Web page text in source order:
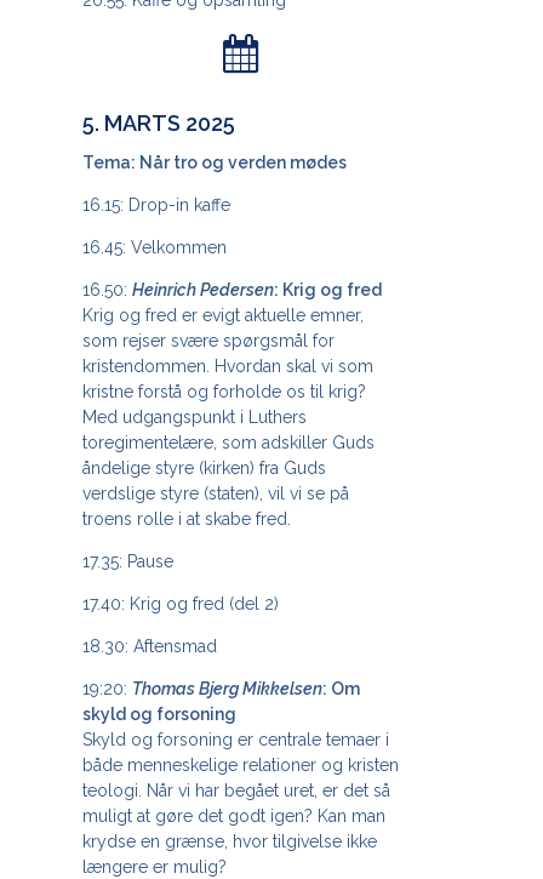
5. MARTS 2025
Tema: Når tro og verden mødes
16.15: Drop-in kaffe
16.45: Velkommen
16.50: Heinrich Pedersen: Krig og fred
Krig og fred er evigt aktuelle emner,
som rejser svære spørgsmål for
kristendommen. Hvordan skal vi som
kristne forstå og forholde os til krig?
Med udgangspunkt i Luthers
toregimentelære, som adskiller Guds
åndelige styre (kirken) fra Guds
verdslige styre (staten), vil vi se på
troens rolle i at skabe fred.
17.35: Pause
17.40: Krig og fred (del 2)
18.30: Aftensmad
19:20: Thomas Bjerg Mikkelsen: Om
skyld og forsoning
Skyld og forsoning er centrale temaer i
både menneskelige relationer og kristen
teologi. Når vi har begået uret, er det så
muligt at gøre det godt igen? Kan man
krydse en grænse, hvor tilgivelse ikke
længere er mulig?